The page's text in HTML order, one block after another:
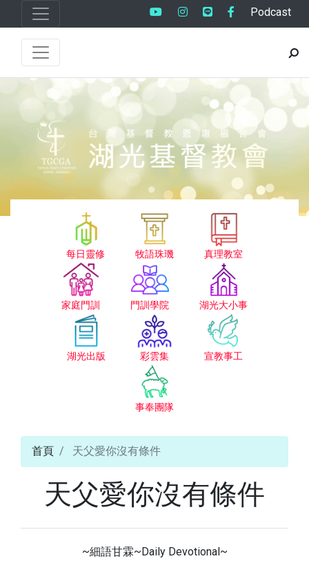
Podcast
每日靈修 牧語珠璣 真理教室
家庭門訓 門訓學院 湖光大小事
湖光出版 彩雲集 宣教事工
事奉團隊
首頁 天父愛你沒有條件
天父愛你沒有條件
~細語甘霖~Daily Devotional~